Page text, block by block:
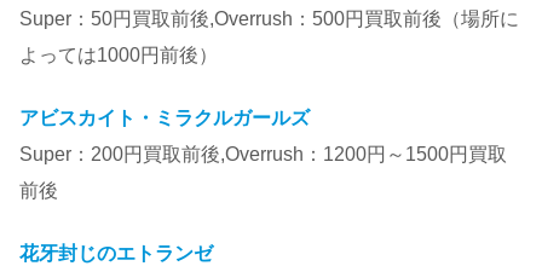
Super：50円買取前後,Overrush：500円買取前後（場所に
よっては1000円前後）
アビスカイト・ミラクルガールズ
Super：200円買取前後,Overrush：1200円～1500円買取
前後
花牙封じのエトランゼ